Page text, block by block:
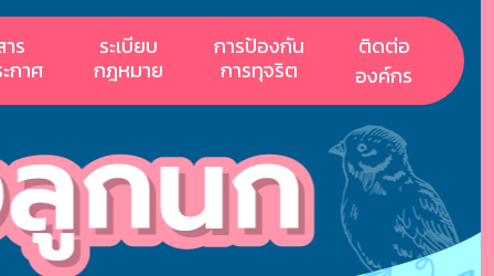
ร
ะกาศ
ระเบียบ
กฎหมาย
การป้องกัน
การทุจริต
ติดต่อ
องค์กร